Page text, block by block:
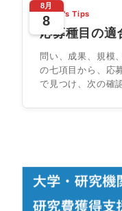
8月
8
Today's Tips
応募種目の適
問い、成果、規模
の七項目から、応
で見つけ、次の確